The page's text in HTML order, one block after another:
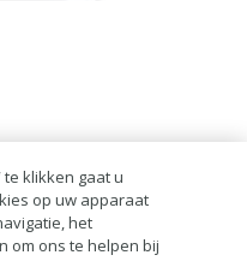
te klikken gaat u
op uw apparaat
het
om ons te helpen bij